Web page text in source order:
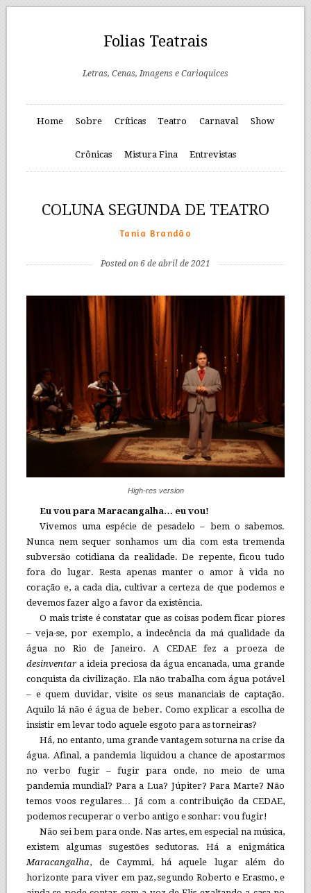
Folias Teatrais
Letras, Cenas, Imagens e Carioquices
Home Sobre Críticas Teatro Carnaval Show
Crônicas Mistura Fina Entrevistas
COLUNA SEGUNDA DE TEATRO
Tania Brandão
Posted on 6 de abril de 2021
High-res version
Eu vou para Maracangalha… eu vou!
Vivemos uma espécie de pesadelo – bem o sabemos.
Nunca nem sequer sonhamos um dia com esta tremenda
subversão cotidiana da realidade. De repente, ficou tudo
fora do lugar. Resta apenas manter o amor à vida no
coração e, a cada dia, cultivar a certeza de que podemos e
devemos fazer algo a favor da existência.
O mais triste é constatar que as coisas podem ficar piores
– veja-se, por exemplo, a indecência da má qualidade da
água no Rio de Janeiro. A CEDAE fez a proeza de
desinventara ideia preciosa da água encanada, uma grande
conquista da civilização. Ela não trabalha com água potável
– e quem duvidar, visite os seus mananciais de captação.
Aquilo lá não é água de beber. Como explicar a escolha de
insistir em levar todo aquele esgoto para as torneiras?
Há, no entanto, uma grande vantagem soturna na crise da
água. Afinal, a pandemia liquidou a chance de apostarmos
no verbo fugir – fugir para onde, no meio de uma
pandemia mundial? Para a Lua? Júpiter? Para Marte? Não
temos voos regulares… Já com a contribuição da CEDAE,
podemos recuperar o verbo antigo e sonhar: vou fugir!
Não sei bem para onde. Nas artes, em especial na música,
existem algumas sugestões sedutoras. Há a enigmática
Maracangalha, de Caymmi, há aquele lugar além do
horizonte para viver em paz, segundo Roberto e Erasmo, e